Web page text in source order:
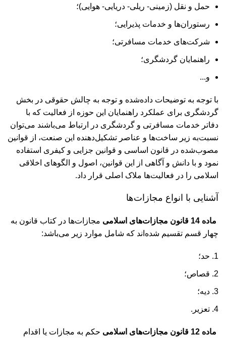
حمل و نقل (زمینی- ریلی- دریایی- هوایی)؛
رستوران‌ها و خدمات پذیرایی؛
شرکت‌های خدمات مسافرتی؛
راهنمایان گردشگری؛
و...
با توجه به توضیحات داده‌شده و توجه به چالش حقوقی در بخش
گردشگری برای عملکرد راهنمایان این حوزه از فعالیت که با
دفاتر خدمات مسافرتی و گردشگری در ارتباط می‌باشند می‌توان
نسبت‌به زیر ساخت‌ها و عناصر تشکیل‌دهنده این صنعت، از قوانین
مصوب‌شده در قانون اساسی و قوانین جزایی و کیفری استفاده
نمود و با دانش و آگاهی از این قوانین، اصول و الگوهای اخلاقی
اسلامی را در فعالیت‌ها ملاک اصلی قرار داد.
آشنایی با انواع مجازات‌ها
ماده 14 قانون مجازات‌های اسلامی
مجازات‌ها در کتاب قانون به
چهار قسم تقسیم شده‌اند که شامل موارد زیر می‌باشد:
حد؛
قصاص؛
دیه؛
تعزیر.
ماده 12 قانون مجازات‌های اسلامی حکم به مجازات یا اقدام